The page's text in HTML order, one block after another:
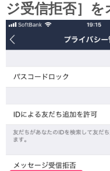
ジ受信拒否］を